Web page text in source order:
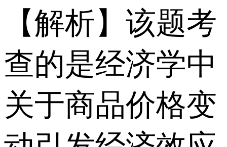
【解析】该题考
查的是经济学中
关于商品价格变